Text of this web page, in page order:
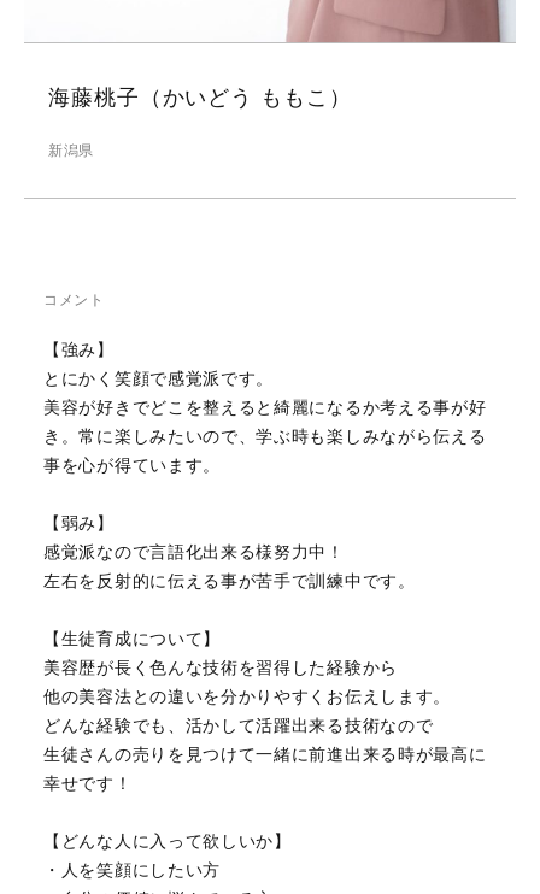
海藤桃子（かいどう ももこ）
新潟県
コメント
【強み】
とにかく笑顔で感覚派です。
美容が好きでどこを整えると綺麗になるか考える事が好
き。常に楽しみたいので、学ぶ時も楽しみながら伝える
事を心が得ています。
【弱み】
感覚派なので言語化出来る様努力中！
左右を反射的に伝える事が苦手で訓練中です。
【生徒育成について】
美容歴が長く色んな技術を習得した経験から
他の美容法との違いを分かりやすくお伝えします。
どんな経験でも、活かして活躍出来る技術なので
生徒さんの売りを見つけて一緒に前進出来る時が最高に
幸せです！
【どんな人に入って欲しいか】
・人を笑顔にしたい方